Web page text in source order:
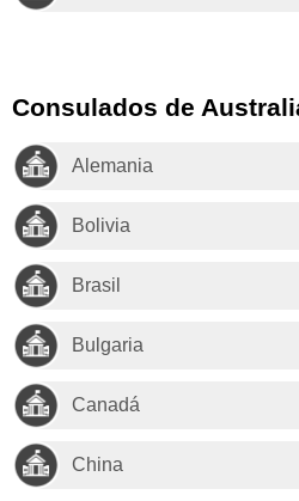
Consulados de
Alemania
Bolivia
Brasil
Bulgaria
Canadá
China